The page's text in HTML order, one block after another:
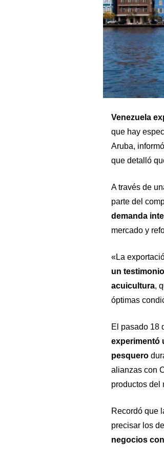
Venezuela
que hay
Aruba,
que detalló
A través de
parte del
demanda
mercado y
«La
un
acuicultura,
óptimas
El pasado 18
experimentó
pesquero
alianzas con
productos del
Recordó que
precisar los
negocios